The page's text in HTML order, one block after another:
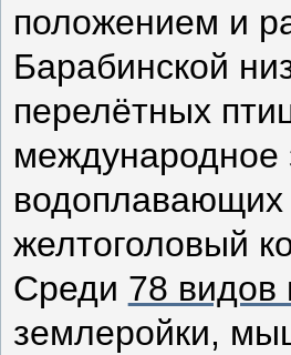
положением и
Барабинской
перелётных
международное
водоплавающих
желтоголовый
Среди 78
землеройки,